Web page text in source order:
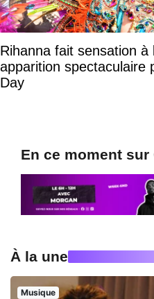
Rihanna fait sensation
apparition spectaculaire
Day
En ce moment sur
À la une
Musique